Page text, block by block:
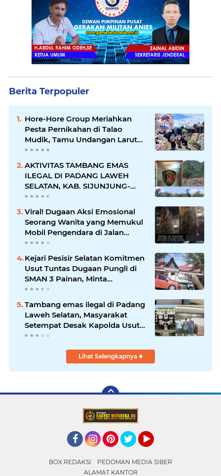
Berita Terpopuler
Hore-Hore Group Meriahkan
Pesta Pernikahan di Talao
Mudik, Tamu Undangan Larut
dalam Suasana Penuh
AKTIVITAS TAMBANG EMAS
ILEGAL DI PADANG LAWEH
SELATAN, KAB. SIJUNJUNG-
SUMBAR SEMAKIN
Viral! Dugaan Aksi Emosional
Seorang Wanita yang Memukul
Mobil Pengendara di Jalan
Khatib Sulaiman
Kejari Pesisir Selatan Komitmen
Usut Tuntas Dugaan Pungli di
SMAN 3 Painan, Minta
Inspektorat Sumbar Lakukan
Tambang emas ilegal di Padang
Laweh Selatan, Masyarakat
Setempat Desak Kapolda Usut
Tuntas
Lihat Selengkapnya
BOX REDAKSI
PEDOMAN MEDIA SIBER
ALAMAT KANTOR